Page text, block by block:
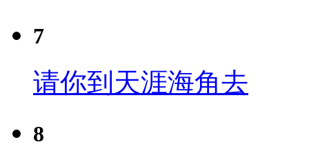
7
请你到天涯海角去
8